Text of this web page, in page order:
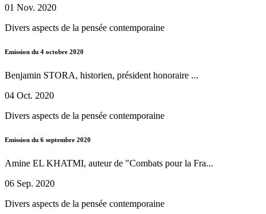
01 Nov. 2020
Divers aspects de la pensée contemporaine
Emission du 4 octobre 2020
Benjamin STORA, historien, président honoraire ...
04 Oct. 2020
Divers aspects de la pensée contemporaine
Emission du 6 septembre 2020
Amine EL KHATMI, auteur de "Combats pour la Fra...
06 Sep. 2020
Divers aspects de la pensée contemporaine